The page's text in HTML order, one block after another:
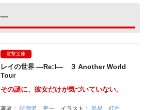
電撃文庫
レイの世界 ―Re:I― ３ Another World
Tour
その謎に、彼女だけが気づいていない。
著者： 時雨沢 恵一 イラスト： 黒星 紅白